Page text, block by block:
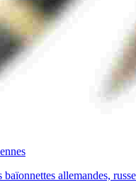
allemandes,